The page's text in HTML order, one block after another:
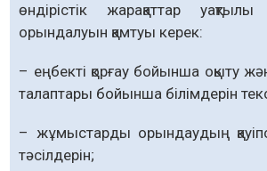
өндірістік жарақаттар
орындалуын қамтуы керек:
– еңбекті қорғау бойынша оқыту
талаптары бойынша білімдерін
– жұмыстарды орындаудың
тәсілдерін;